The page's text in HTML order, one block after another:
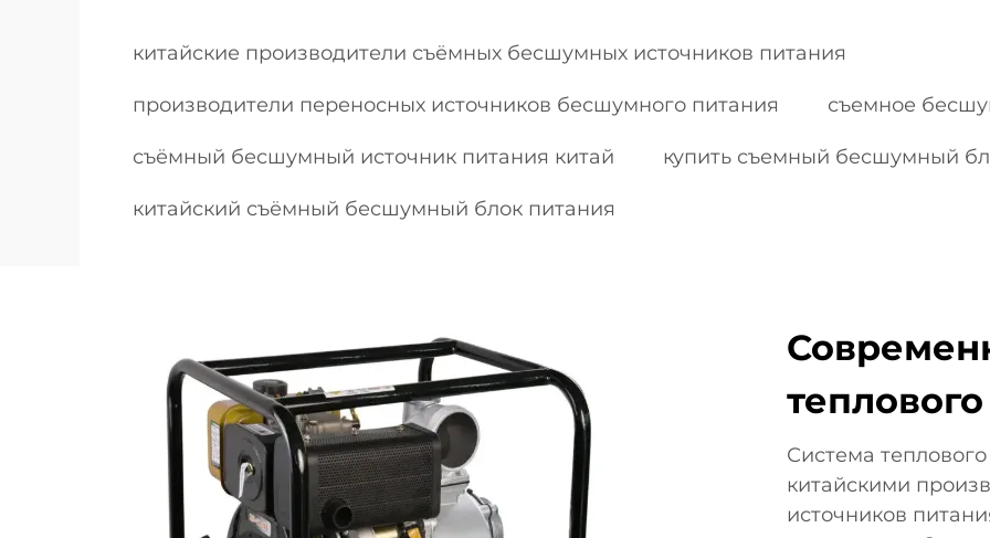
китайские производители съёмных бесшумных источников питания
производители переносных источников бесшумного питания съемное
съёмный бесшумный источник питания китай купить съемный бесшумный
китайский съёмный бесшумный блок питания
Система
китайскими
источников